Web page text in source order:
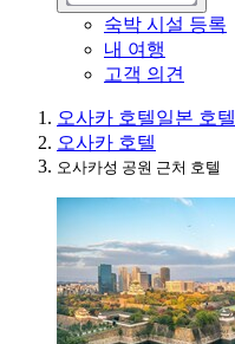
숙박 시설 등록
내 여행
고객 의견
오사카 호텔일본 호텔
오사카 호텔
오사카성 공원 근처 호텔